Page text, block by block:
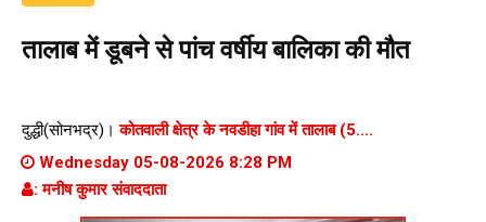
तालाब में डूबने से पांच वर्षीय बालिका की मौत
दुद्धी(सोनभद्र)।कोतवाली क्षेत्र के नवडीहा गांव में तालाब (5....
Wednesday 05-08-2026 8:28 PM
: मनीष कुमार संवाददाता